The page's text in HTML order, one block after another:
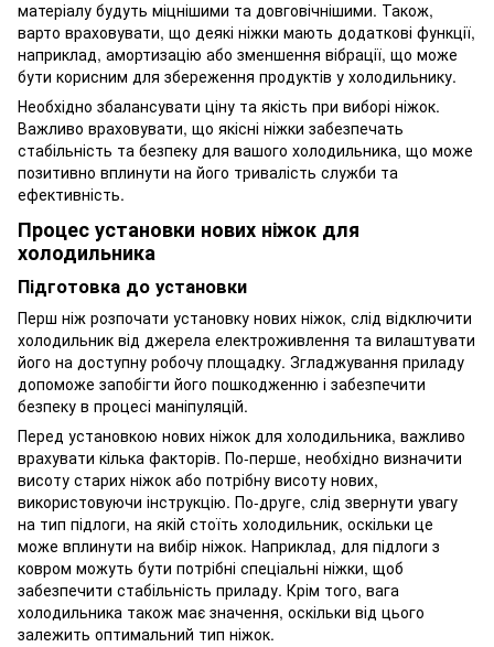
матеріалу будуть міцнішими та довговічнішими. Також,
варто враховувати, що деякі ніжки мають додаткові функції,
наприклад, амортизацію або зменшення вібрації, що може
бути корисним для збереження продуктів у холодильнику.
Необхідно збалансувати ціну та якість при виборі ніжок.
Важливо враховувати, що якісні ніжки забезпечать
стабільність та безпеку для вашого холодильника, що може
позитивно вплинути на його тривалість служби та
ефективність.
Процес установки нових ніжок для
холодильника
Підготовка до установки
Перш ніж розпочати установку нових ніжок, слід відключити
холодильник від джерела електроживлення та вилаштувати
його на доступну робочу площадку. Згладжування приладу
допоможе запобігти його пошкодженню і забезпечити
безпеку в процесі маніпуляцій.
Перед установкою нових ніжок для холодильника, важливо
врахувати кілька факторів. По-перше, необхідно визначити
висоту старих ніжок або потрібну висоту нових,
використовуючи інструкцію. По-друге, слід звернути увагу
на тип підлоги, на якій стоїть холодильник, оскільки це
може вплинути на вибір ніжок. Наприклад, для підлоги з
ковром можуть бути потрібні спеціальні ніжки, щоб
забезпечити стабільність приладу. Крім того, вага
холодильника також має значення, оскільки від цього
залежить оптимальний тип ніжок.